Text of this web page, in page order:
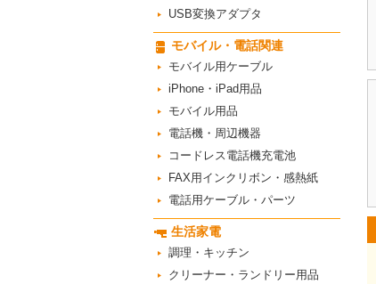
USB変換アダプタ
モバイル・電話関連
モバイル用ケーブル
iPhone・iPad用品
モバイル用品
電話機・周辺機器
コードレス電話機充電池
FAX用インクリボン・感熱紙
電話用ケーブル・パーツ
生活家電
調理・キッチン
クリーナー・ランドリー用品